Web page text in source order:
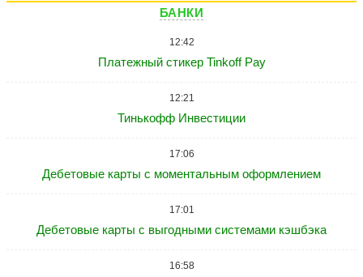
БАНКИ
12:42
Платежный стикер Tinkoff Pay
12:21
Тинькофф Инвестиции
17:06
Дебетовые карты с моментальным оформлением
17:01
Дебетовые карты с выгодными системами кэшбэка
16:58